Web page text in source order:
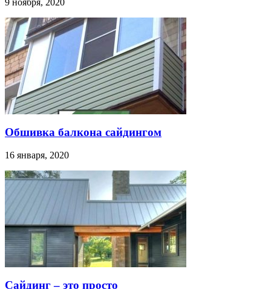
Обшивка балкона сайдингом
16 января, 2020
Сайдинг – это просто